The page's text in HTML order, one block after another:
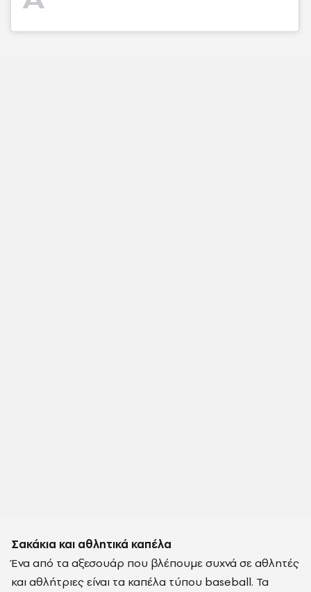
Σακάκια και αθλητικά καπέλα
Ένα από τα αξεσουάρ που βλέπουμε συχνά σε αθλητές
και αθλήτριες είναι τα καπέλα τύπου baseball. Τα